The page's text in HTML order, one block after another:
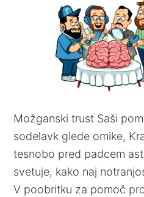
Možganski trust Saši
sodelavk glede omike,
tesnobo pred padcem
svetuje, kako naj
V poobritku za pomoč